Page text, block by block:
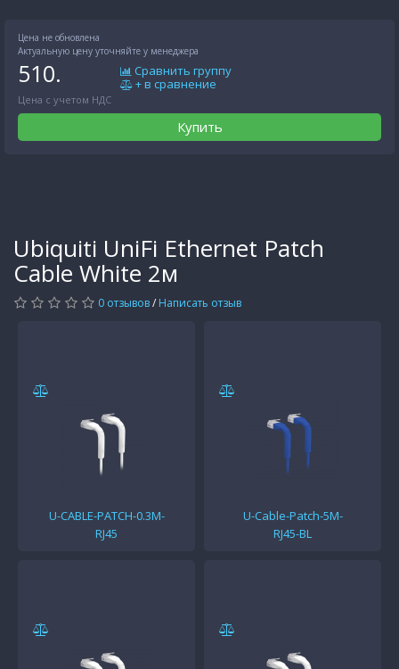
Цена не обновлена
Актуальную цену уточняйте у менеджера
510.
Цена с учетом НДС
Сравнить группу
+ в сравнение
Купить
Ubiquiti UniFi Ethernet Patch
Cable White 2м
0 отзывов/ Написать отзыв
U-CABLE-PATCH-0.3M-
RJ45
U-Cable-Patch-5M-
RJ45-BL